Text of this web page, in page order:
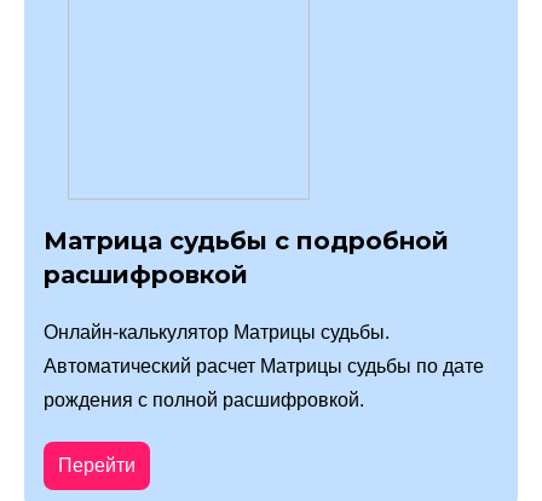
Матрица судьбы с подробной
расшифровкой
Онлайн-калькулятор Матрицы судьбы.
Автоматический расчет Матрицы судьбы по дате
рождения с полной расшифровкой.
Перейти